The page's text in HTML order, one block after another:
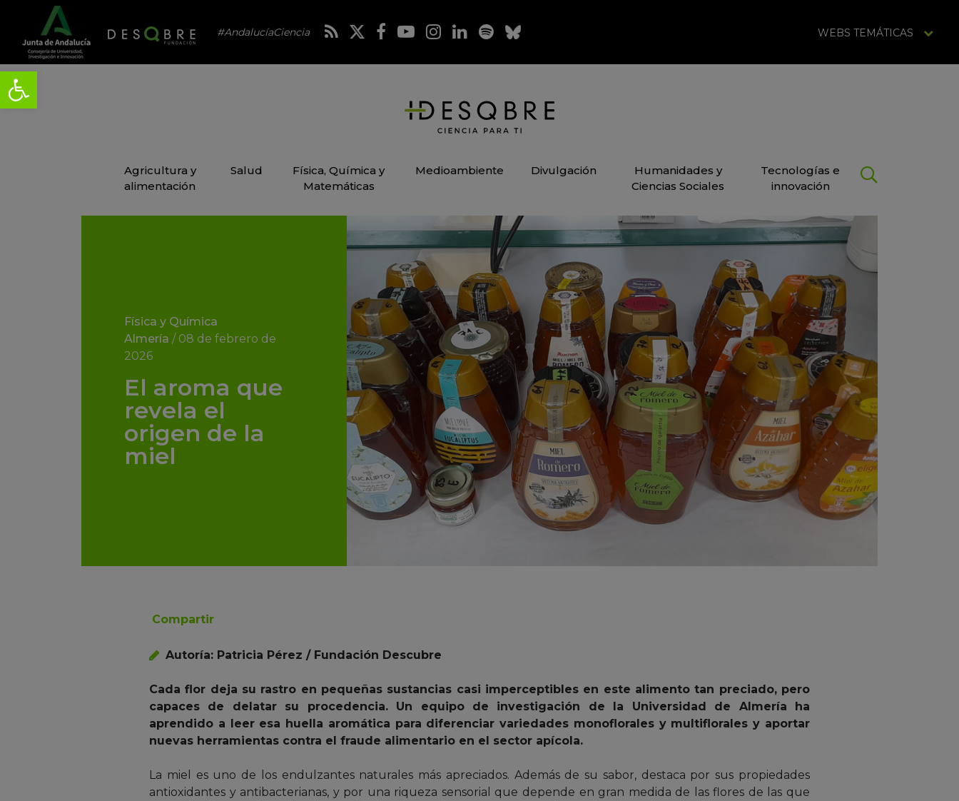
#AndalucíaCiencia WEBS TEMÁTICAS
Agricultura y
alimentación
Salud
Física, Química y
Matemáticas
Medioambiente Divulgación
Humanidades y
Ciencias Sociales
Tecnologías e
innovación
Física y Química
Almería / 08 de febrero de
2026
El aroma que
revela el
origen de la
miel
Compartir
Autoría: Patricia Pérez / Fundación Descubre
Cada flor deja su rastro en pequeñas sustancias casi imperceptibles en este alimento tan preciado, pero
capaces de delatar su procedencia. Un equipo de investigación de la Universidad de Almería ha
aprendido a leer esa huella aromática para diferenciar variedades monoflorales y multiflorales y aportar
nuevas herramientas contra el fraude alimentario en el sector apícola.
La miel es uno de los endulzantes naturales más apreciados. Además de su sabor, destaca por sus propiedades
antioxidantes y antibacterianas, y por una riqueza sensorial que depende en gran medida de las flores de las que